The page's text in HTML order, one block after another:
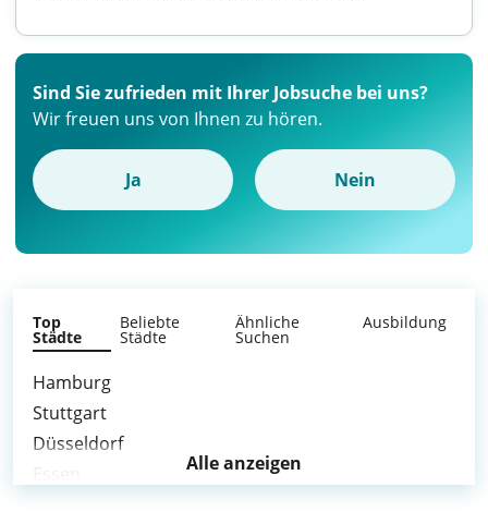
Sind Sie zufrieden mit Ihrer Jobsuche bei uns?
Wir freuen uns von Ihnen zu hören.
Ja Nein
Top
Städte
Beliebte
Städte
Ähnliche
Suchen
Ausbildung
Hamburg
Stuttgart
Düsseldorf
Alle anzeigen